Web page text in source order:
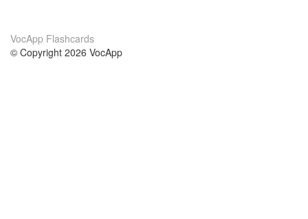
VocApp Flashcards
© Copyright 2026 VocApp